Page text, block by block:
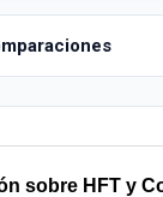
sobre HFT y